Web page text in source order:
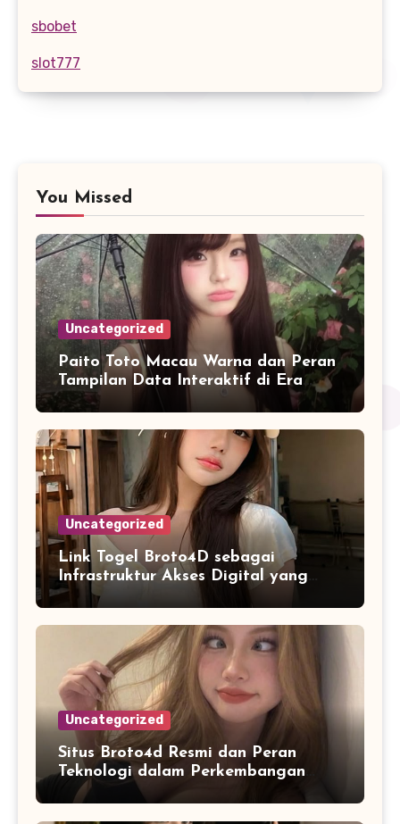
sbobet
slot777
You Missed
Uncategorized
Paito Toto Macau Warna dan Peran
Tampilan Data Interaktif di Era
Informasi Digital Modern
Uncategorized
Link Togel Broto4D sebagai
Infrastruktur Akses Digital yang
Lebih Stabil dan Cepat
Uncategorized
Situs Broto4d Resmi dan Peran
Teknologi dalam Perkembangan
Platform Online